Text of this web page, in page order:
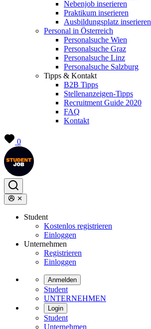
Nebenjob inserieren
Praktikum inserieren
Ausbildungsplatz inserieren
Personal in Österreich
Personalsuche Wien
Personalsuche Graz
Personalsuche Linz
Personalsuche Salzburg
Tipps & Kontakt
B2B Tipps
Stellenanzeigen-Tipps
Recruitment Guide 2020
FAQ
Kontakt
0
Student
Kostenlos registrieren
Einloggen
Unternehmen
Registrieren
Einloggen
Anmelden
Student
UNTERNEHMEN
Login
Student
Unternehmen